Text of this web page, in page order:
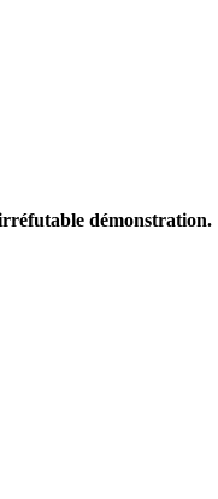
démonstration.